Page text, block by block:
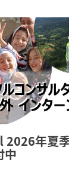
2026年夏
中